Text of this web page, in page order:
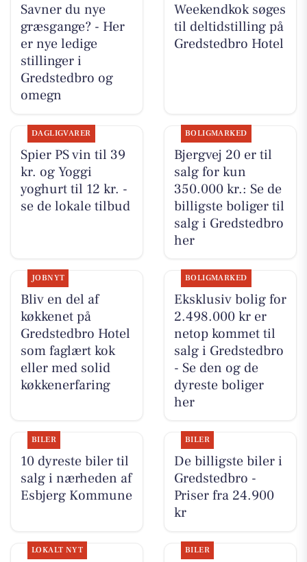
Savner du nye
græsgange? - Her
er nye ledige
stillinger i
Gredstedbro og
omegn
Weekendkok søges
til deltidstilling på
Gredstedbro Hotel
DAGLIGVARER
Spier PS vin til 39
kr. og Yoggi
yoghurt til 12 kr. -
se de lokale tilbud
BOLIGMARKED
Bjergvej 20 er til
salg for kun
350.000 kr.: Se de
billigste boliger til
salg i Gredstedbro
her
JOBNYT
Bliv en del af
køkkenet på
Gredstedbro Hotel
som faglært kok
eller med solid
køkkenerfaring
BOLIGMARKED
Eksklusiv bolig for
2.498.000 kr er
netop kommet til
salg i Gredstedbro
- Se den og de
dyreste boliger
her
BILER
10 dyreste biler til
salg i nærheden af
Esbjerg Kommune
BILER
De billigste biler i
Gredstedbro -
Priser fra 24.900
kr
LOKALT NYT BILER